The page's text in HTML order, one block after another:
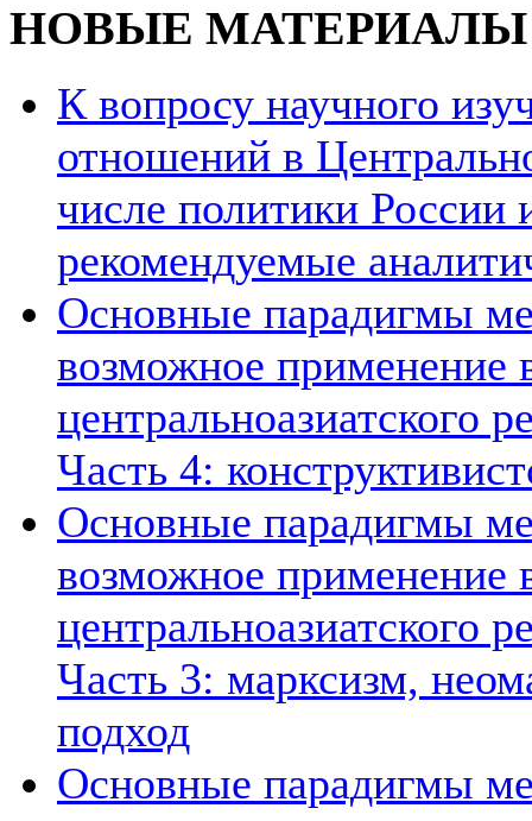
НОВЫЕ МАТЕРИАЛЫ
К вопросу научного
отношений в
числе политики России
рекомендуемые
Основные парадигмы
возможное применение
центральноазиатского
Часть 4:
Основные парадигмы
возможное применение
центральноазиатского
Часть 3: марксизм,
подход
Основные парадигмы